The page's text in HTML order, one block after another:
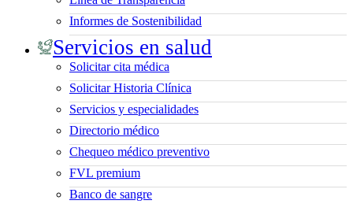
Informes de Sostenibilidad
Servicios en salud
Solicitar cita médica
Solicitar Historia Clínica
Servicios y especialidades
Directorio médico
Chequeo médico preventivo
FVL premium
Banco de sangre